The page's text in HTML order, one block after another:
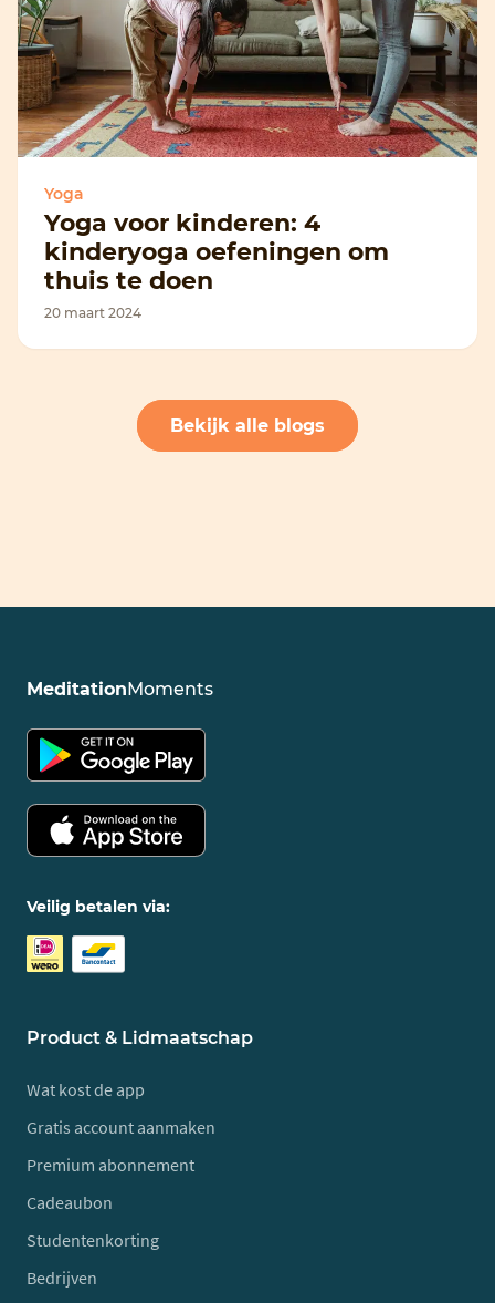
Yoga
Yoga voor kinderen: 4
kinderyoga oefeningen om
thuis te doen
20 maart 2024
Bekijk alle blogs
Meditation Moments
Veilig betalen via:
Product & Lidmaatschap
Wat kost de app
Gratis account aanmaken
Premium abonnement
Cadeaubon
Studentenkorting
Bedrijven